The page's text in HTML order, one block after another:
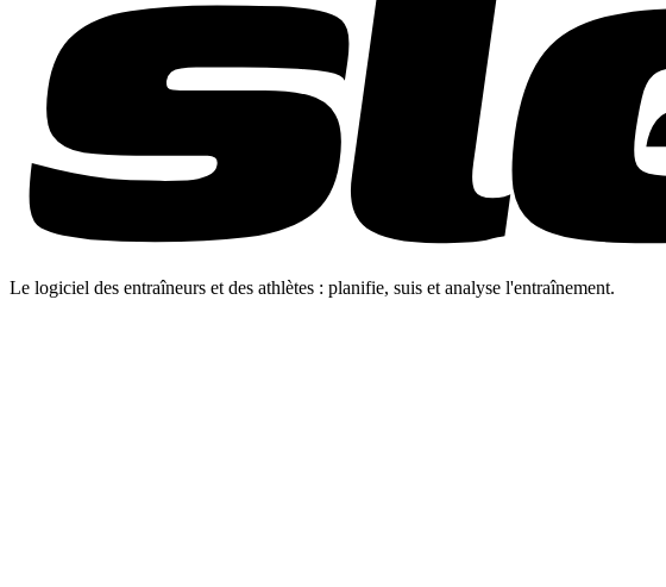
Le logiciel des entraîneurs et des athlètes : planifie, suis et analyse l'entraînement.